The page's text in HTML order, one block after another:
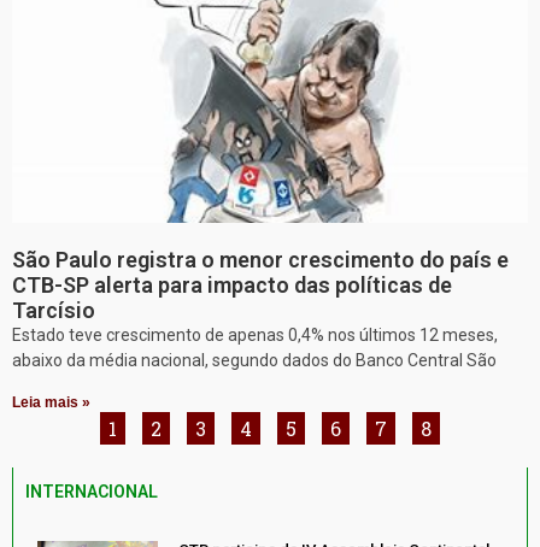
São Paulo registra o menor crescimento do país e
CTB-SP alerta para impacto das políticas de
Tarcísio
Estado teve crescimento de apenas 0,4% nos últimos 12 meses,
abaixo da média nacional, segundo dados do Banco Central São
Leia mais »
1 2 3 4 5 6 7 8
INTERNACIONAL